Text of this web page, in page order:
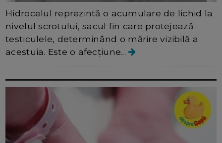
Hidrocelul reprezintă o acumulare de lichid la
nivelul scrotului, sacul fin care protejează
testiculele, determinând o mărire vizibilă a
acestuia. Este o afecțiune...